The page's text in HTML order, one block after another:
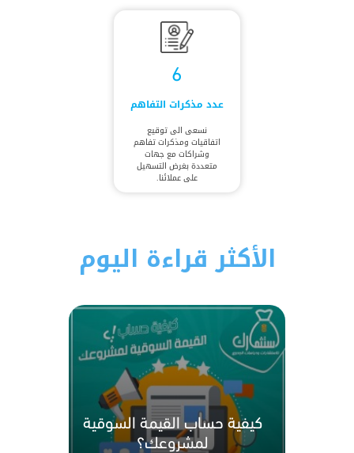
6
عدد مذكرات التفاهم
نسعى الى توقيع
اتفاقيات ومذكرات تفاهم
وشراكات مع جهات
متعددة بغرض التسهيل
على عملائنا.
الأكثر قراءة اليوم
كيفية حساب القيمة السوقية
لمشروعك؟